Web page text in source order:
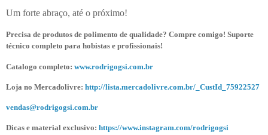
Um forte abraço, até o próximo!
Precisa de produtos de polimento de qualidade? Compre comigo! Suporte
técnico completo para hobistas e profissionais!
Catalogo completo: www.rodrigogsi.com.br
Loja no Mercadolivre: http://lista.mercadolivre.com.br/_CustId_75922527
vendas@rodrigogsi.com.br
Dicas e material exclusivo: https://www.instagram.com/rodrigogsi